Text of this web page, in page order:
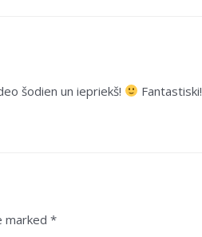
šodien un iepriekš! Fantastiski!
marked *